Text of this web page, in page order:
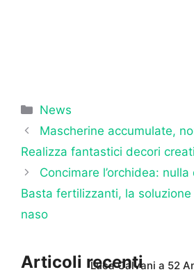
Categorie
News
Mascherine accumulate,
Realizza fantastici decori
Concimare l’orchidea:
Basta fertilizzanti, la
naso
Articoli recenti
Luca Calvani a 52